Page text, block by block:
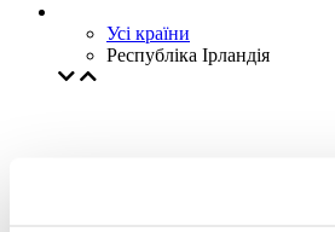
Усі країни
Республіка Ірландія